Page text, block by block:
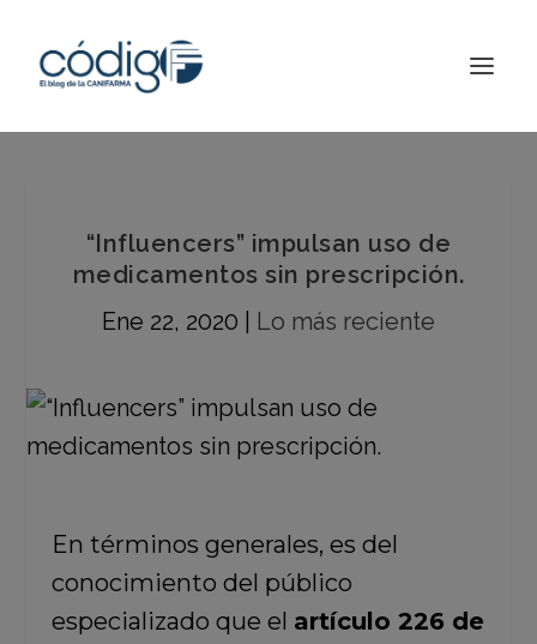
“Influencers” impulsan uso de
medicamentos sin prescripción.
Ene 22, 2020
Lo más reciente
En términos generales, es del
conocimiento del público
especializado que el artículo 226 de